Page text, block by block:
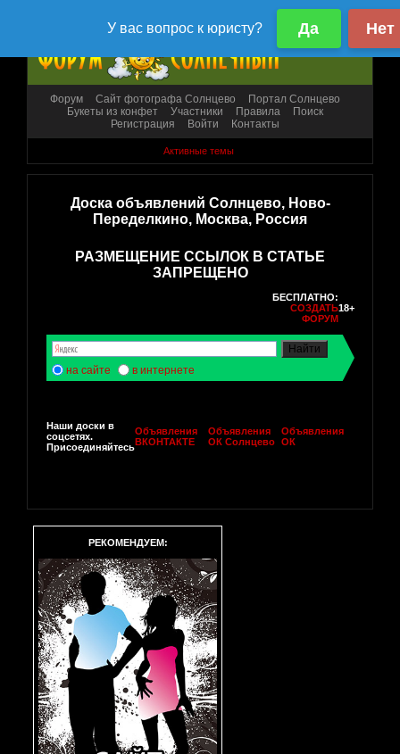
Форум Сайт фотографа Солнцево
Портал Солнцево
Букеты из конфет
Участники Правила
Поиск
Регистрация
Войти Контакты
Активные темы
Доска объявлений Солнцево, Ново-
Переделкино, Москва, Россия
РАЗМЕЩЕНИЕ ССЫЛОК В СТАТЬЕ
ЗАПРЕЩЕНО
БЕСПЛАТНО:
СОЗДАТЬ
ФОРУМ
18+
на сайте в интернете
Наши доски в
соцсетях.
Присоединяйтесь
Объявления
ВКОНТАКТЕ
Объявления
ОК Солнцево
Объявления
ОК
РЕКОМЕНДУЕМ: